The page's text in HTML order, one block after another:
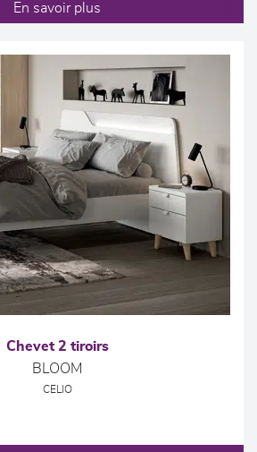
En savoir plus
Chevet 2 tiroirs
BLOOM
CELIO